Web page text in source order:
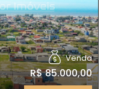
Venda
R$ 85.000,00